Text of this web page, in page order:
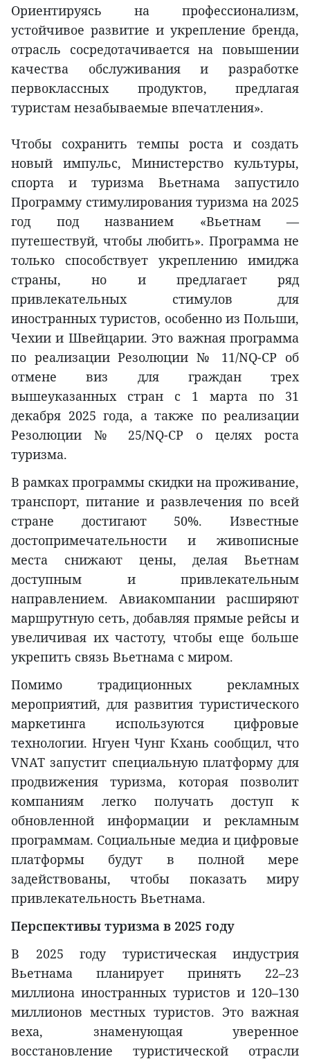
Ориентируясь на профессионализм,
устойчивое развитие и укрепление бренда,
отрасль сосредотачивается на повышении
качества обслуживания и разработке
первоклассных продуктов, предлагая
туристам незабываемые впечатления».
Чтобы сохранить темпы роста и создать
новый импульс, Министерство культуры,
спорта и туризма Вьетнама запустило
Программу стимулирования туризма на 2025
год под названием «Вьетнам —
путешествуй, чтобы любить». Программа не
только способствует укреплению имиджа
страны, но и предлагает ряд
привлекательных стимулов для
иностранных туристов, особенно из Польши,
Чехии и Швейцарии. Это важная программа
по реализации Резолюции № 11/NQ-CP об
отмене виз для граждан трех
вышеуказанных стран с 1 марта по 31
декабря 2025 года, а также по реализации
Резолюции № 25/NQ-CP о целях роста
туризма.
В рамках программы скидки на проживание,
транспорт, питание и развлечения по всей
стране достигают 50%. Известные
достопримечательности и живописные
места снижают цены, делая Вьетнам
доступным и привлекательным
направлением. Авиакомпании расширяют
маршрутную сеть, добавляя прямые рейсы и
увеличивая их частоту, чтобы еще больше
укрепить связь Вьетнама с миром.
Помимо традиционных рекламных
мероприятий, для развития туристического
маркетинга используются цифровые
технологии. Нгуен Чунг Кхань сообщил, что
VNAT запустит специальную платформу для
продвижения туризма, которая позволит
компаниям легко получать доступ к
обновленной информации и рекламным
программам. Социальные медиа и цифровые
платформы будут в полной мере
задействованы, чтобы показать миру
привлекательность Вьетнама.
Перспективы туризма в 2025 году
В 2025 году туристическая индустрия
Вьетнама планирует принять 22–23
миллиона иностранных туристов и 120–130
миллионов местных туристов. Это важная
веха, знаменующая уверенное
восстановление туристической отрасли